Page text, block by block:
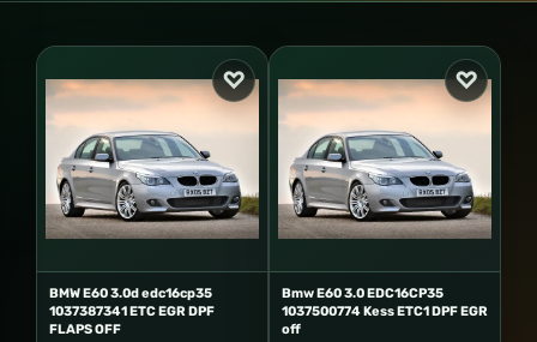
BMW E60 3.0d edc16cp35
1037387341 ETC EGR DPF
FLAPS OFF
Bmw E60 3.0 EDC16CP35
1037500774 Kess ETC1 DPF EGR
off